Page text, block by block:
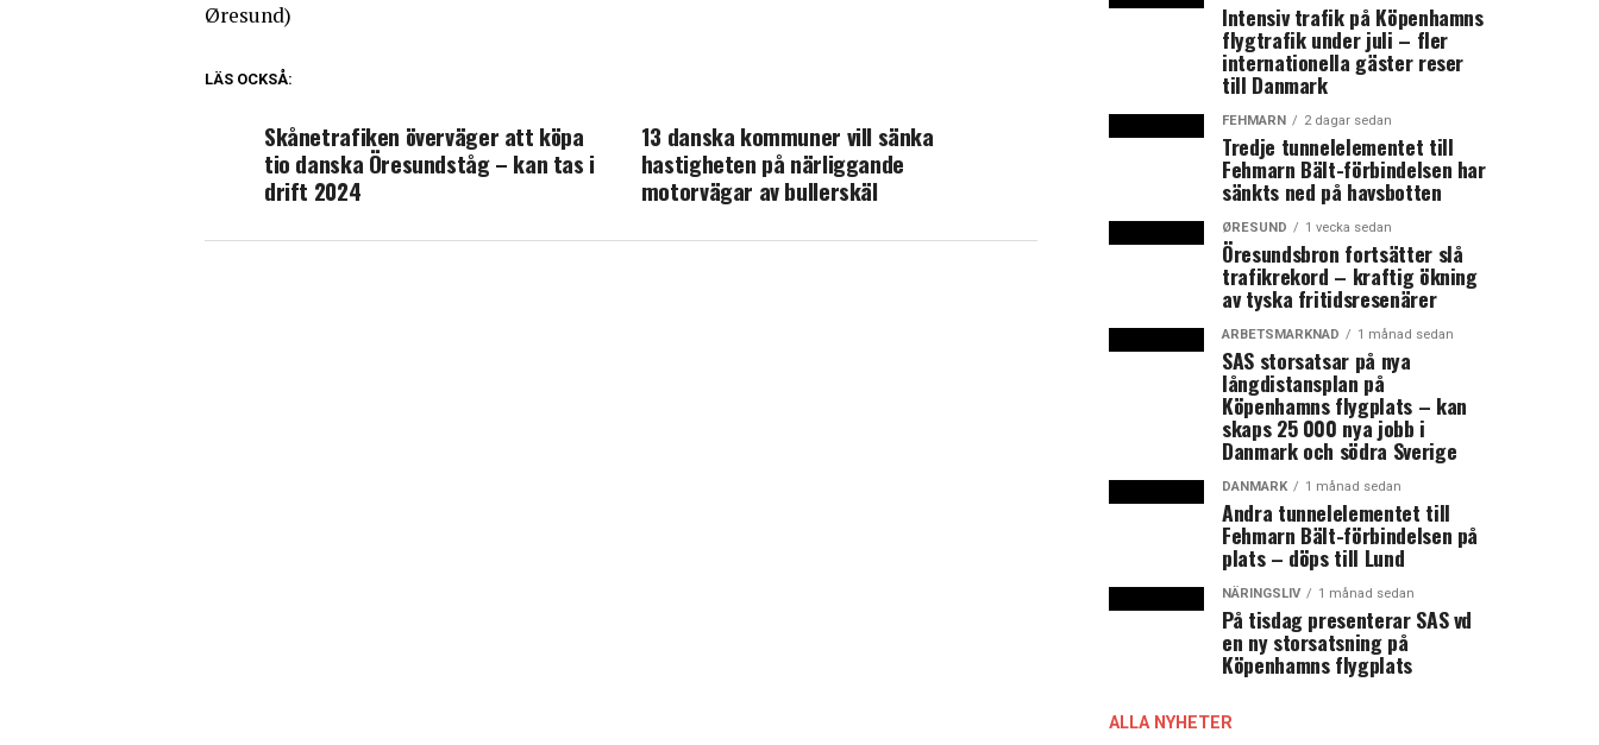
Øresund)
LÄS OCKSÅ:
13 danska kommuner vill sänka
hastigheten på närliggande
motorvägar av bullerskäl
Skånetrafiken överväger att köpa
tio danska Öresundståg – kan tas i
drift 2024
Intensiv trafik på Köpenhamns
flygtrafik under juli – fler
internationella gäster reser
till Danmark
FEHMARN 2 dagar sedan
Tredje tunnelelementet till
Fehmarn Bält-förbindelsen har
sänkts ned på havsbotten
ØRESUND 1 vecka sedan
Öresundsbron fortsätter slå
trafikrekord – kraftig ökning
av tyska fritidsresenärer
ARBETSMARKNAD 1 månad sedan
SAS storsatsar på nya
långdistansplan på
Köpenhamns flygplats – kan
skaps 25 000 nya jobb i
Danmark och södra Sverige
DANMARK 1 månad sedan
Andra tunnelelementet till
Fehmarn Bält-förbindelsen på
plats – döps till Lund
NÄRINGSLIV 1 månad sedan
På tisdag presenterar SAS vd
en ny storsatsning på
Köpenhamns flygplats
ALLA NYHETER